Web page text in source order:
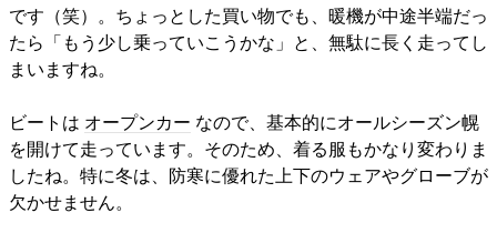
です（笑）。ちょっとした買い物でも、暖機が中途半端だっ
たら「もう少し乗っていこうかな」と、無駄に長く走ってし
まいますね。
ビートは オープンカー なので、基本的にオールシーズン幌
を開けて走っています。そのため、着る服もかなり変わりま
したね。特に冬は、防寒に優れた上下のウェアやグローブが
欠かせません。